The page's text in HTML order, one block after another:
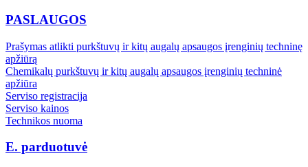
PASLAUGOS
Prašymas atlikti purkštuvų ir kitų augalų apsaugos įrenginių techninę
apžiūrą
Chemikalų purkštuvų ir kitų augalų apsaugos įrenginių techninė
apžiūra
Serviso registracija
Serviso kainos
Technikos nuoma
E. parduotuvė